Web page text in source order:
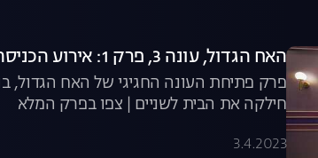
האח הגדול, עונה 3, פרק 1: אירוע הכניסה
פרק פתיחת העונה החגיגי של האח הגדול,
חילקה את הבית לשניים | צפו בפרק המלא
3.4.2023